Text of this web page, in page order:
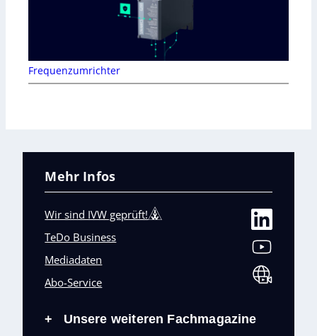
Frequenzumrichter
Mehr Infos
Wir sind IVW geprüft!
TeDo Business
Mediadaten
Abo-Service
+ Unsere weiteren Fachmagazine